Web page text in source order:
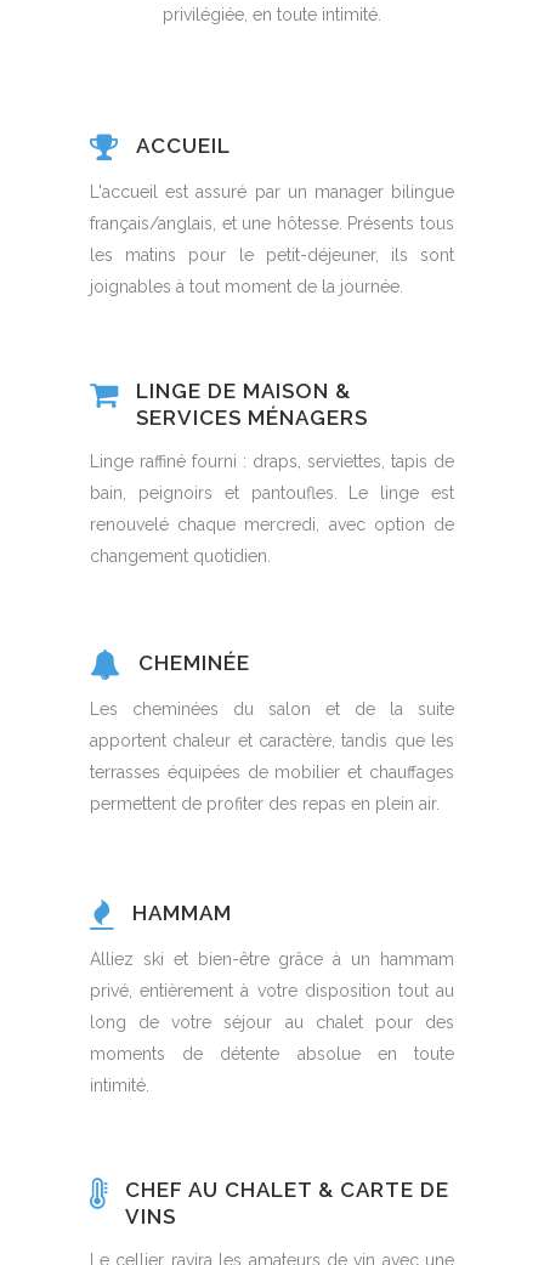
privilégiée, en toute intimité.
ACCUEIL
L'accueil est assuré par un manager bilingue
français/anglais, et une hôtesse. Présents tous
les matins pour le petit-déjeuner, ils sont
joignables à tout moment de la journée.
LINGE DE MAISON &
SERVICES MÉNAGERS
Linge raffiné fourni : draps, serviettes, tapis de
bain, peignoirs et pantoufles. Le linge est
renouvelé chaque mercredi, avec option de
changement quotidien.
CHEMINÉE
Les cheminées du salon et de la suite
apportent chaleur et caractère, tandis que les
terrasses équipées de mobilier et chauffages
permettent de profiter des repas en plein air.
HAMMAM
Alliez ski et bien-être grâce à un hammam
privé, entièrement à votre disposition tout au
long de votre séjour au chalet pour des
moments de détente absolue en toute
intimité.
CHEF AU CHALET & CARTE DE
VINS
Le cellier ravira les amateurs de vin avec une